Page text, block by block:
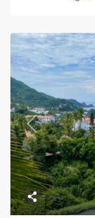
Previous